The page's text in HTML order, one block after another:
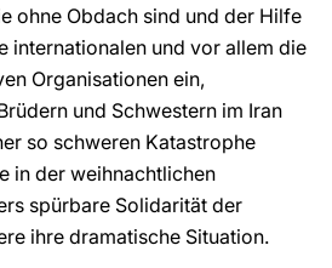
ohne Obdach sind und der Hilfe
internationalen und vor allem die
Organisationen ein,
und Schwestern im Iran
so schweren Katastrophe
in der weihnachtlichen
spürbare Solidarität der
ihre dramatische Situation.